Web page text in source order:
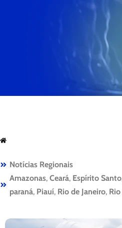
Notícias Regionais
Amazonas, Ceará, Espírito Santo
paraná, Piauí, Rio de Janeiro,